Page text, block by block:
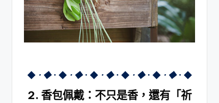
◆．◆．◆．◆．◆．◆．◆．◆．◆．◆．◆
2. 香包佩戴：不只是香，還有「祈